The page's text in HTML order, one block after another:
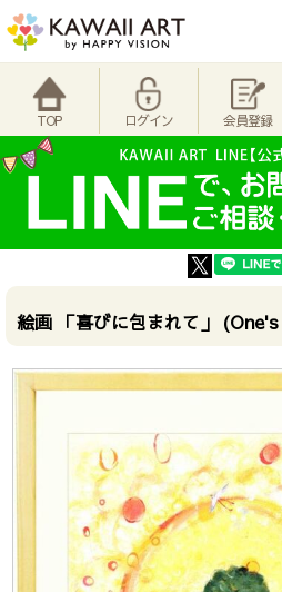
TOP ログイン 会員登録
絵画 「喜びに包まれて」